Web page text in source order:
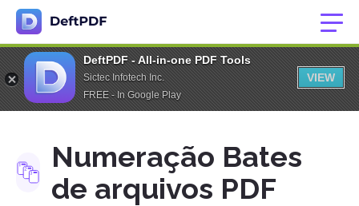
DeftPDF - All-in-one PDF Tools
Sictec Infotech Inc.
FREE - In Google Play
VIEW
Numeração Bates
de arquivos PDF